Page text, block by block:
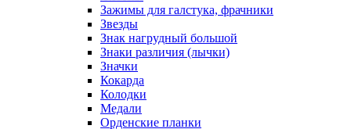
Зажимы для галстука, фрачники
Звезды
Знак нагрудный большой
Знаки различия (лычки)
Значки
Кокарда
Колодки
Медали
Орденские планки